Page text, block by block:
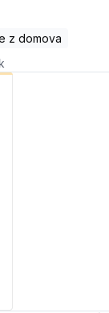
z domova